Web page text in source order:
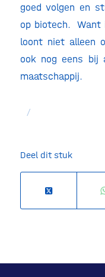
goed volgen en
op biotech. Want
loont niet alleen
ook nog eens bij
maatschappij.
/
Deel dit stuk